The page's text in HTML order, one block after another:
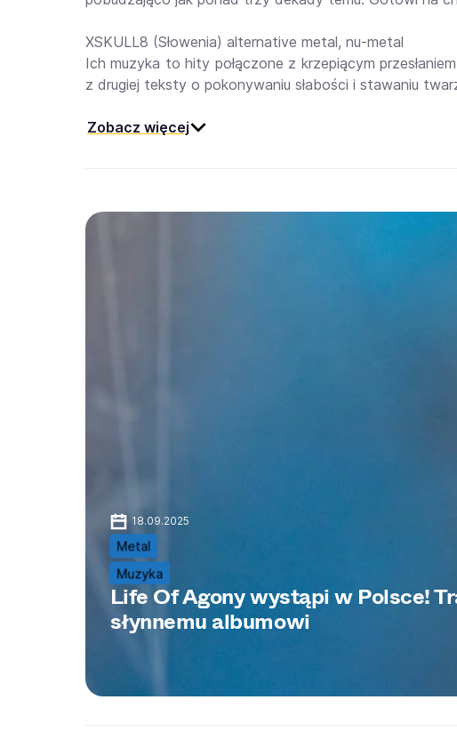
XSKULL8 (Słowenia) alternative metal, nu-metal
Ich muzyka to hity połączone z krzepiącym
z drugiej teksty o pokonywaniu słabości i stawaniu
Zobacz więcej
18.09.2025
Metal
Muzyka
Life Of Agony wystąpi w Polsce!
słynnemu albumowi